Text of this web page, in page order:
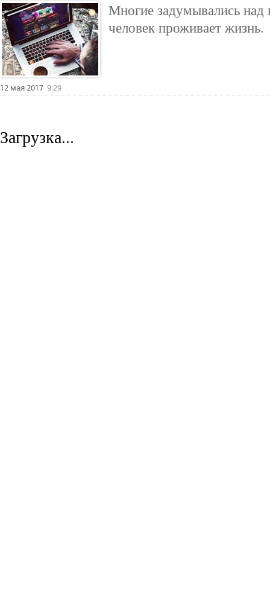
Многие задумывались над
человек проживает жизнь.
12 мая 2017 9:29
Загрузка...